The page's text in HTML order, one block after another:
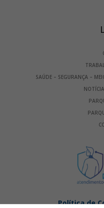
SAÚDE – SEGURANÇA –
Política de